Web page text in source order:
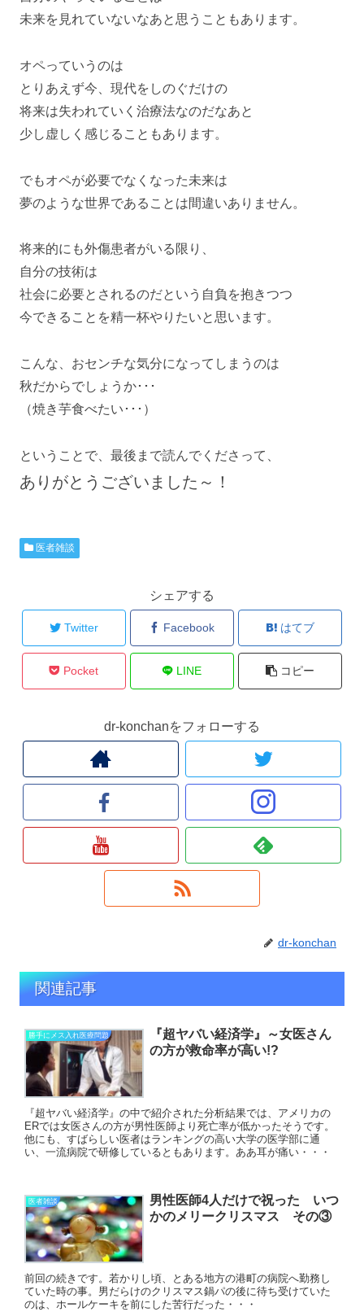
未来を見れていないなあと思うこともあります。
オペっていうのは
とりあえず今、現代をしのぐだけの
将来は失われていく治療法なのだなあと
少し虚しく感じることもあります。
でもオペが必要でなくなった未来は
夢のような世界であることは間違いありません。
将来的にも外傷患者がいる限り、
自分の技術は
社会に必要とされるのだという自負を抱きつつ
今できることを精一杯やりたいと思います。
こんな、おセンチな気分になってしまうのは
秋だからでしょうか･･･
（焼き芋食べたい･･･）
ということで、最後まで読んでくださって、
ありがとうございました～！
医者雑談
シェアする
Twitter Facebook はてブ
Pocket LINE コピー
dr-konchanをフォローする
dr-konchan
関連記事
勝手にメス入れ医療問題
『超ヤバい経済学』～女医さん
の方が救命率が高い!?
『超ヤバい経済学』の中で紹介された分析結果では、アメリカの
ERでは女医さんの方が男性医師より死亡率が低かったそうです。
他にも、すばらしい医者はランキングの高い大学の医学部に通
い、一流病院で研修しているともあります。ああ耳が痛い・・・
医者雑談
男性医師4人だけで祝った いつ
かのメリークリスマス その③
前回の続きです。若かりし頃、とある地方の港町の病院へ勤務し
ていた時の事。男だらけのクリスマス鍋パの後に待ち受けていた
のは、ホールケーキを前にした苦行だった・・・